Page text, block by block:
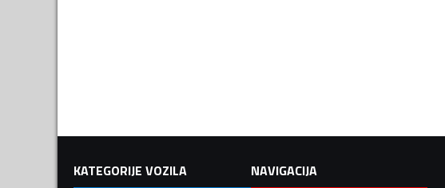
KATEGORIJE VOZILA
NAVIGACIJA